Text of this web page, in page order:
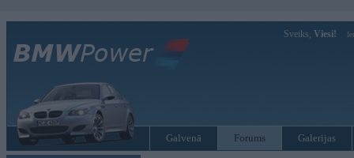
Sveiks, Viesi!
Galvenā Forums Galerijas